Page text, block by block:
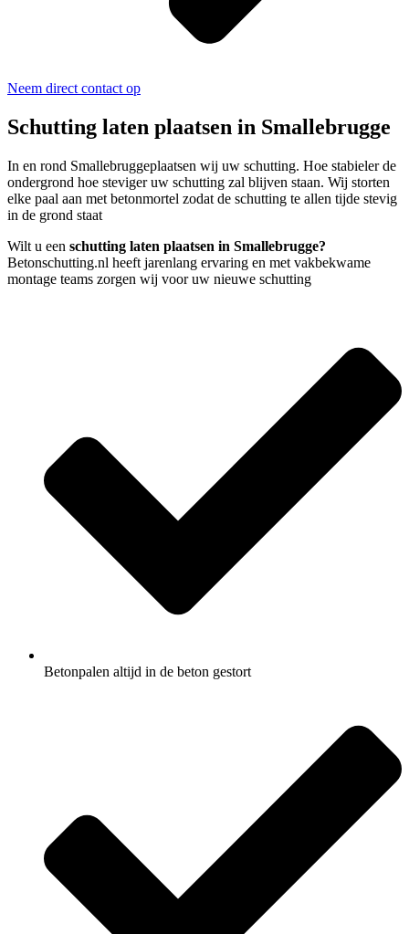
Neem direct contact op
Schutting laten plaatsen in Smallebrugge
In en rond Smallebruggeplaatsen wij uw schutting. Hoe stabieler de
ondergrond hoe steviger uw schutting zal blijven staan. Wij storten
elke paal aan met betonmortel zodat de schutting te allen tijde stevig
in de grond staat
Wilt u een schutting laten plaatsen in Smallebrugge?
Betonschutting.nl heeft jarenlang ervaring en met vakbekwame
montage teams zorgen wij voor uw nieuwe schutting
Betonpalen altijd in de beton gestort